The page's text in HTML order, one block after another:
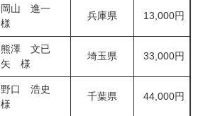
岡山 進一
様
兵庫県 13,000円
熊澤 文已
矢 様
埼玉県 33,000円
野口 浩史
様
千葉県 44,000円